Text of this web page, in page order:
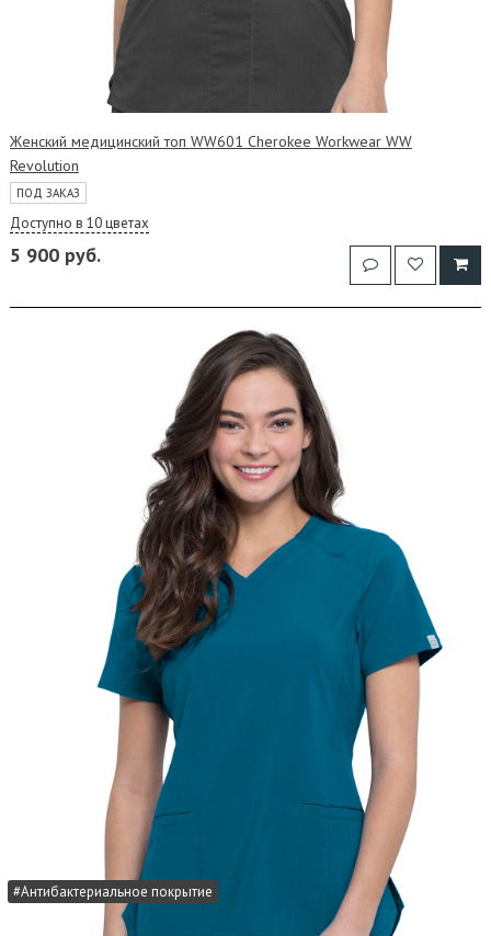
Женский медицинский топ WW601 Cherokee Workwear WW
Revolution
ПОД ЗАКАЗ
Доступно в 10 цветах
5 900 руб.
#Антибактериальное покрытие